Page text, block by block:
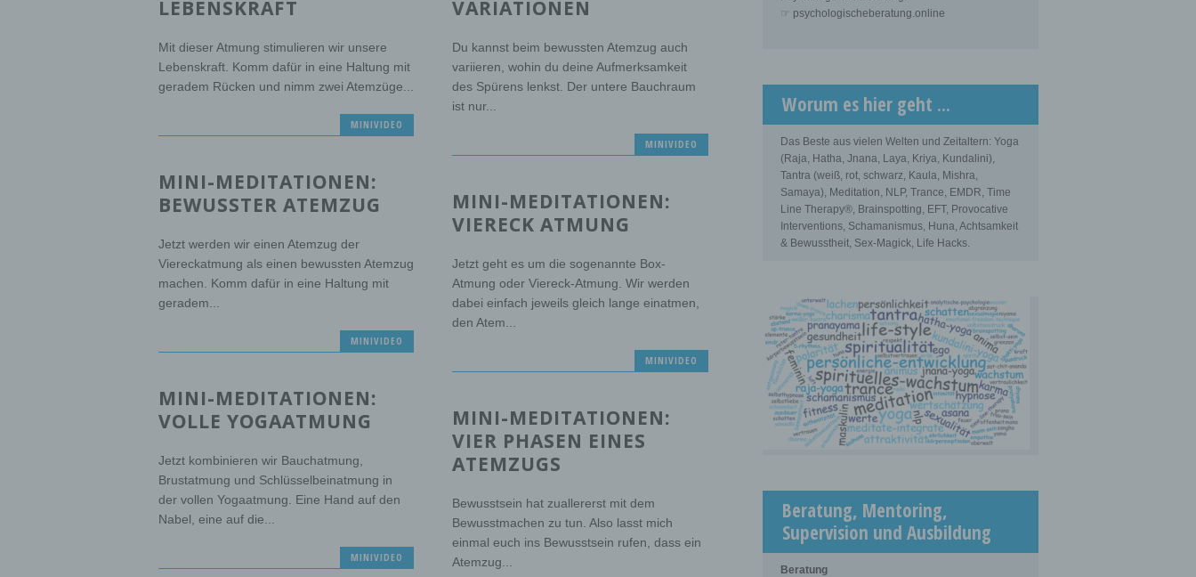
LEBENSKRAFT
Mit dieser Atmung stimulieren wir unsere
Lebenskraft. Komm dafür in eine Haltung mit
geradem Rücken und nimm zwei Atemzüge...
MINIVIDEO
VARIATIONEN
Du kannst beim bewussten Atemzug auch
variieren, wohin du deine Aufmerksamkeit
des Spürens lenkst. Der untere Bauchraum
ist nur...
MINIVIDEO
MINI-MEDITATIONEN:
BEWUSSTER ATEMZUG
Jetzt werden wir einen Atemzug der
Viereckatmung als einen bewussten Atemzug
machen. Komm dafür in eine Haltung mit
geradem...
MINIVIDEO
MINI-MEDITATIONEN:
VIERECK ATMUNG
Jetzt geht es um die sogenannte Box-
Atmung oder Viereck-Atmung. Wir werden
dabei einfach jeweils gleich lange einatmen,
den Atem...
MINIVIDEO
MINI-MEDITATIONEN:
VOLLE YOGAATMUNG
Jetzt kombinieren wir Bauchatmung,
Brustatmung und Schlüsselbeinatmung in
der vollen Yogaatmung. Eine Hand auf den
Nabel, eine auf die...
MINIVIDEO
MINI-MEDITATIONEN:
VIER PHASEN EINES
ATEMZUGS
Bewusstsein hat zuallererst mit dem
Bewusstmachen zu tun. Also lasst mich
einmal euch ins Bewusstsein rufen, dass ein
Atemzug...
☞ psychologischeberatung.online
Worum es hier geht ...
Das Beste aus vielen Welten und Zeitaltern: Yoga
(Raja, Hatha, Jnana, Laya, Kriya, Kundalini),
Tantra (weiß, rot, schwarz, Kaula, Mishra,
Samaya), Meditation, NLP, Trance, EMDR, Time
Line Therapy®, Brainspotting, EFT, Provocative
Interventions, Schamanismus, Huna, Achtsamkeit
& Bewusstheit, Sex-Magick, Life Hacks.
Beratung, Mentoring,
Supervision und Ausbildung
Beratung